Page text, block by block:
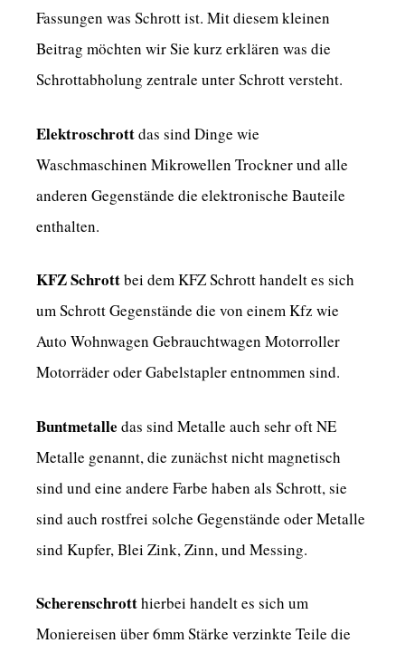
Fassungen was Schrott ist. Mit diesem kleinen
Beitrag möchten wir Sie kurz erklären was die
Schrottabholung zentrale unter Schrott versteht.
Elektroschrottdas sind Dinge wie
Waschmaschinen Mikrowellen Trockner und alle
anderen Gegenstände die elektronische Bauteile
enthalten.
KFZ Schrottbei dem KFZ Schrott handelt es sich
um Schrott Gegenstände die von einem Kfz wie
Auto Wohnwagen Gebrauchtwagen Motorroller
Motorräder oder Gabelstapler entnommen sind.
Buntmetalle das sind Metalle auch sehr oft NE
Metalle genannt, die zunächst nicht magnetisch
sind und eine andere Farbe haben als Schrott, sie
sind auch rostfrei solche Gegenstände oder Metalle
sind Kupfer, Blei Zink, Zinn, und Messing.
Scherenschrotthierbei handelt es sich um
Moniereisen über 6mm Stärke verzinkte Teile die